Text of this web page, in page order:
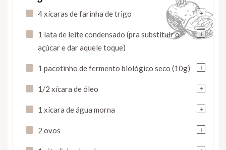
+
4 xícaras de farinha de trigo
+
1 lata de leite condensado (pra substituir o
açúcar e dar aquele toque)
+
1 pacotinho de fermento biológico seco (10g)
+
1/2 xícara de óleo
+
1 xícara de água morna
+
2 ovos